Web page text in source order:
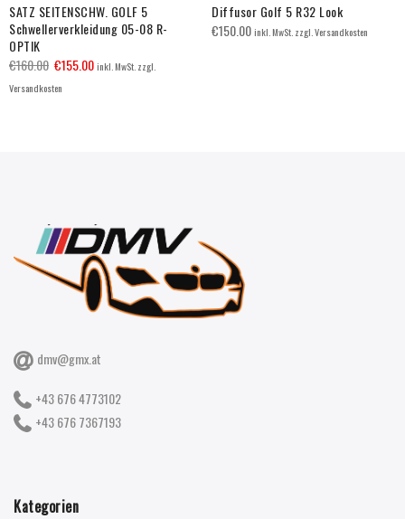
SATZ SEITENSCHW. GOLF 5
Schwellerverkleidung 05-08 R-
OPTIK
€160.00 €155.00inkl. MwSt. zzgl.
Versandkosten
Diffusor Golf 5 R32 Look
€150.00inkl. MwSt. zzgl. Versandkosten
dmv@gmx.at
+43 676 4773102
+43 676 7367193
Kategorien